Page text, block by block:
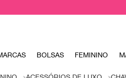
BOLSAS FEMININO